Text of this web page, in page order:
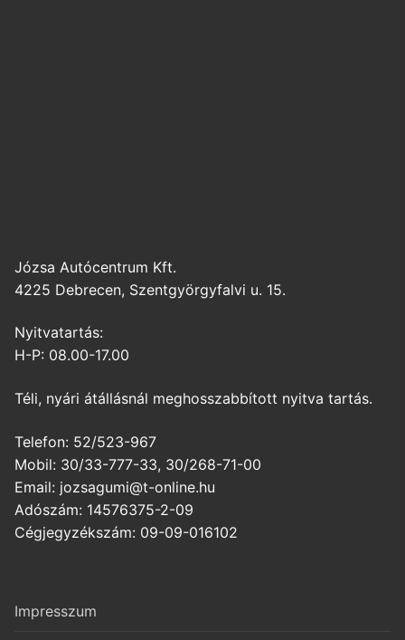
Józsa Autócentrum Kft.
4225 Debrecen, Szentgyörgyfalvi u. 15.
Nyitvatartás:
H-P: 08.00-17.00
Téli, nyári átállásnál meghosszabbított nyitva tartás.
Telefon: 52/523-967
Mobil: 30/33-777-33, 30/268-71-00
Email: jozsagumi@t-online.hu
Adószám: 14576375-2-09
Cégjegyzékszám: 09-09-016102
Impresszum